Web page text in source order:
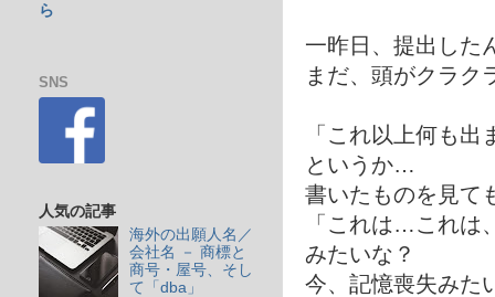
一昨日、提出した
まだ、頭がクラク
「これ以上何も
というか…
書いたものを見て
「これは…これは
みたいな？
今、記憶喪失みた
ら
SNS
人気の記事
海外の出願人名／
会社名 － 商標と
商号・屋号、そし
て「dba」